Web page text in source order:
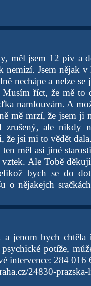
měl jsem 12 piv a
nemizí. Jsem nějak v
nechápe a nelze se
říct, že mě to
namlouvám. A
mě mrzí, že jsem ji
zrušený, ale nikdy
že jsi mi to vědět
měl asi jiné
Ale Tobě
bych se do
o nějakejch
a jenom bych chtěla
potíže,
intervence: 284 016
24830-